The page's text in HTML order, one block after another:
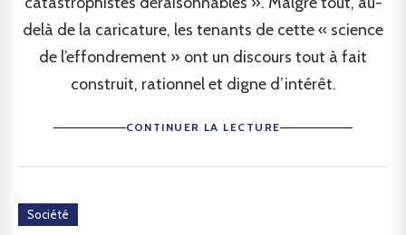
delà de la caricature, les tenants de cette « science
de l’effondrement » ont un discours tout à fait
construit, rationnel et digne d’intérêt.
CONTINUER LA LECTURE
Société